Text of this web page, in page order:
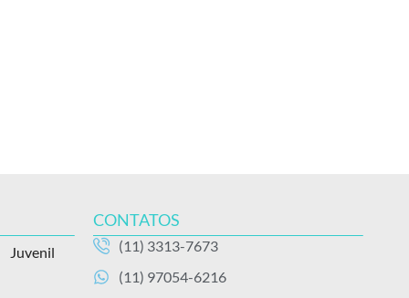
Juvenil
CONTATOS
(11) 3313-7673
(11) 97054-6216